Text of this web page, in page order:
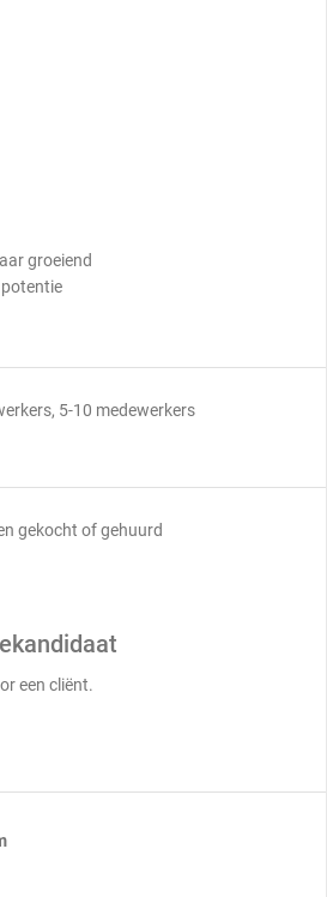
groeiend
5-10 medewerkers
gekocht of gehuurd
een cliënt.